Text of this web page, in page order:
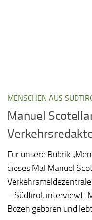
MENSCHEN AUS
Manuel
Für unsere Rubrik
dieses Mal Manuel
– Südtirol, interviewt.
Bozen geboren und